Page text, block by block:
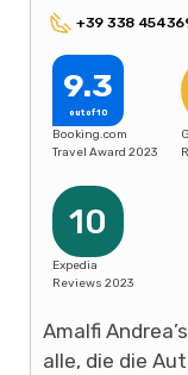
+39 338
9.3
out of 10
Booking.com
Travel Award 2023
10
Expedia
Reviews 2023
Amalfi
alle, die die